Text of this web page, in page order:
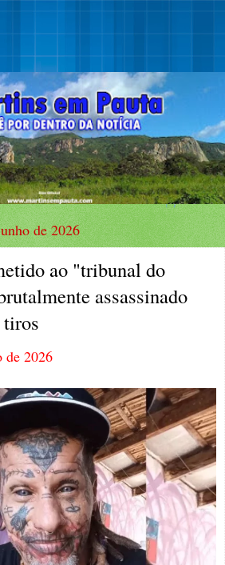
de 2026
ao "tribunal do
assassinado
de 2026